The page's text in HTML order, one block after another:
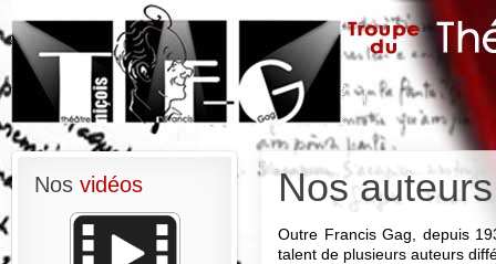
Nos auteurs
Outre Francis Gag, depuis
talent de plusieurs auteurs
Nos vidéos